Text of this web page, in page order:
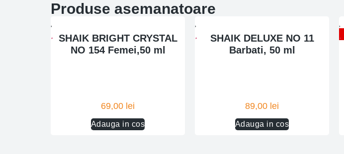
Produse asemanatoare
SHAIK BRIGHT CRYSTAL
NO 154 Femei,50 ml
69,00 lei
Adauga in cos
SHAIK DELUXE NO 11
Barbati, 50 ml
89,00 lei
Adauga in cos